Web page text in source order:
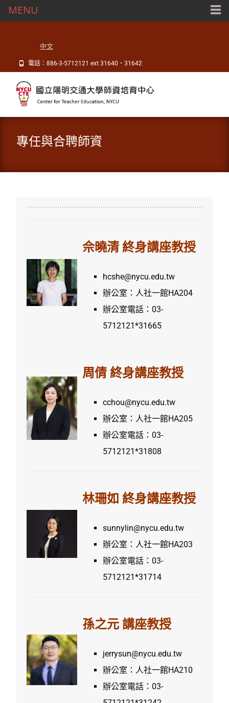
中文
電話：886-3-5712121 ext 31640、31642
專任與合聘師資
佘曉清 終身講座教授
hcshe@nycu.edu.tw
辦公室：人社一館HA204
辦公室電話：03-
5712121*31665
周倩 終身講座教授
cchou@nycu.edu.tw
辦公室：人社一館HA205
辦公室電話：03-
5712121*31808
林珊如 終身講座教授
sunnylin@nycu.edu.tw
辦公室：人社一館HA203
辦公室電話：03-
5712121*31714
孫之元 講座教授
jerrysun@nycu.edu.tw
辦公室：人社一館HA210
辦公室電話：03-
MENU